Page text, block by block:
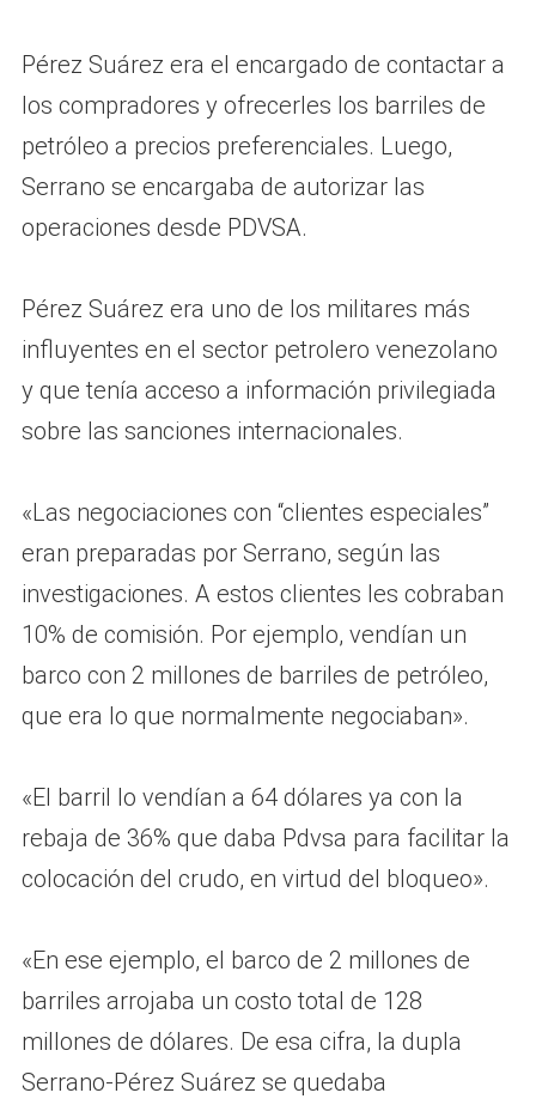
Pérez Suárez era el encargado de contactar a
los compradores y ofrecerles los barriles de
petróleo a precios preferenciales. Luego,
Serrano se encargaba de autorizar las
operaciones desde PDVSA.
Pérez Suárez era uno de los militares más
influyentes en el sector petrolero venezolano
y que tenía acceso a información privilegiada
sobre las sanciones internacionales.
«Las negociaciones con “clientes especiales”
eran preparadas por Serrano, según las
investigaciones. A estos clientes les cobraban
10% de comisión. Por ejemplo, vendían un
barco con 2 millones de barriles de petróleo,
que era lo que normalmente negociaban».
«El barril lo vendían a 64 dólares ya con la
rebaja de 36% que daba Pdvsa para facilitar la
colocación del crudo, en virtud del bloqueo».
«En ese ejemplo, el barco de 2 millones de
barriles arrojaba un costo total de 128
millones de dólares. De esa cifra, la dupla
Serrano-Pérez Suárez se quedaba